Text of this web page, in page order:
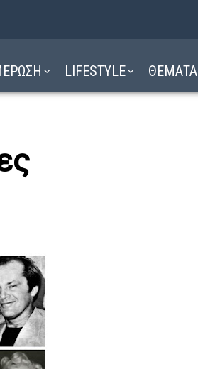
LIFESTYLE ΘΕΜΑΤΑ